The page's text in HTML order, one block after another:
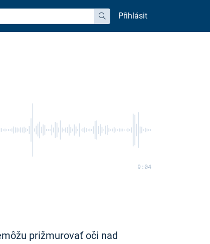
hledat
Přihlásit
9:04
prižmurovať oči nad